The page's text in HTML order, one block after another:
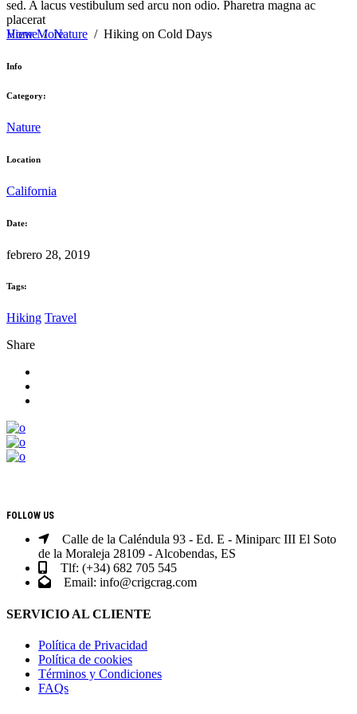
Home/Nature / Hiking on Cold Days
sed. A lacus vestibulum sed arcu non odio. Pharetra magna ac
placerat
View More
Info
Category:
Nature
Location
California
Date:
febrero 28, 2019
Tags:
Hiking Travel
Share
FOLLOW US
Calle de la Caléndula 93 - Ed. E - Miniparc III El Soto
de la Moraleja 28109 - Alcobendas, ES
Tlf: (+34) 682 705 545
Email: info@crigcrag.com
SERVICIO AL CLIENTE
Política de Privacidad
Política de cookies
Términos y Condiciones
FAQs